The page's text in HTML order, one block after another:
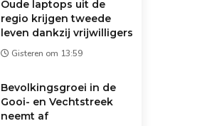
Oude laptops uit de
regio krijgen tweede
leven dankzij vrijwilligers
Gisteren om 13:59
Bevolkingsgroei in de
Gooi- en Vechtstreek
neemt af